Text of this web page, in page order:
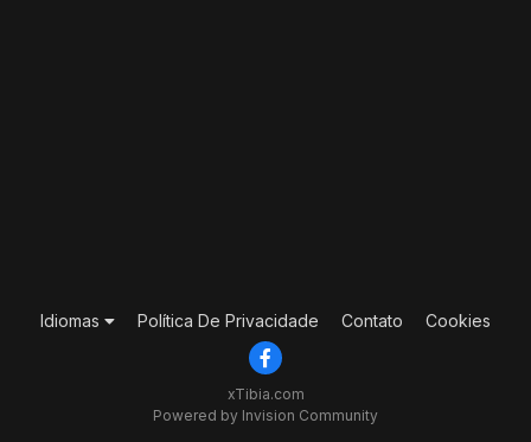
Idiomas Política De Privacidade Contato Cookies
xTibia.com
Powered by Invision Community